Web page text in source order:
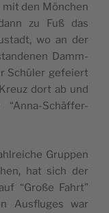
den Mön­chen
zu Fuß das
wo an der
Damm­
Schü­ler gefeiert
dort ab und
Schäf­fer-
Grup­pen
hat sich der
“Große Fahrt”
Aus­flu­ges war